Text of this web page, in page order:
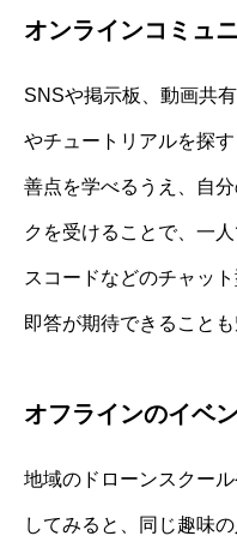
オンラインコミュ
SNSや掲示板、動画共
やチュートリアルを探
善点を学べるうえ、自
クを受けることで、一
スコードなどのチャッ
即答が期待できることも
オフラインのイベ
地域のドローンスクー
してみると、同じ趣味